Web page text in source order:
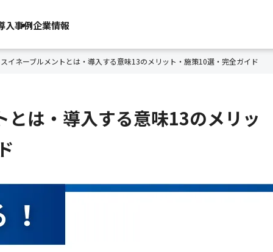
入事例企業情報
イネーブルメントとは・導入する意味13のメリット・施策10選・完全ガイド
とは・導入する意味13のメリッ